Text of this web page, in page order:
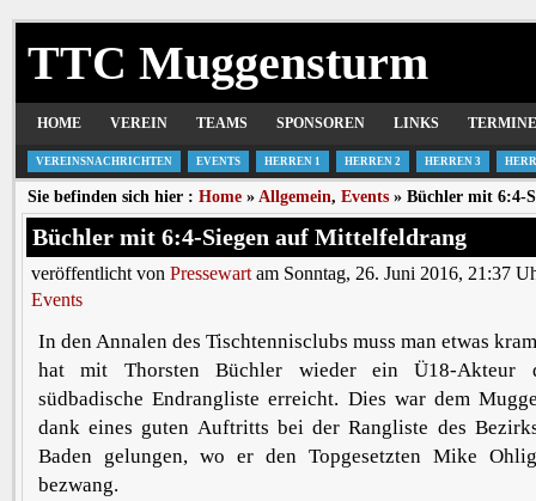
TTC Muggensturm
HOME VEREIN TEAMS SPONSOREN LINKS TERMINE
VEREINSNACHRICHTEN EVENTS HERREN 1 HERREN 2 HERREN 3
Sie befinden sich hier : Home » Allgemein, Events » Büchler mit 6:4-
Büchler mit 6:4-Siegen auf Mittelfeldrang
veröffentlicht von Pressewart am Sonntag, 26. Juni 2016, 21:37
Events
In den Annalen des Tischtennisclubs muss man etwas
hat mit Thorsten Büchler wieder ein Ü18-Akteur
südbadische Endrangliste erreicht. Dies war dem
dank eines guten Auftritts bei der Rangliste des
Baden gelungen, wo er den Topgesetzten Mike
bezwang.